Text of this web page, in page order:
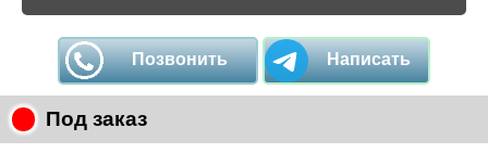
Позвонить Написать
Под заказ